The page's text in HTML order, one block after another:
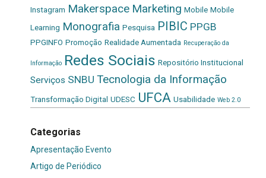
Instagram Makerspace Marketing Mobile Mobile
Learning Monografia Pesquisa PIBIC PPGB
PPGINFO Promoção Realidade Aumentada Recuperação da
Informação Redes Sociais Repositório Institucional
Serviços SNBU Tecnologia da Informação
Transformação Digital UDESC UFCA Usabilidade Web 2.0
Categorias
Apresentação Evento
Artigo de Periódico